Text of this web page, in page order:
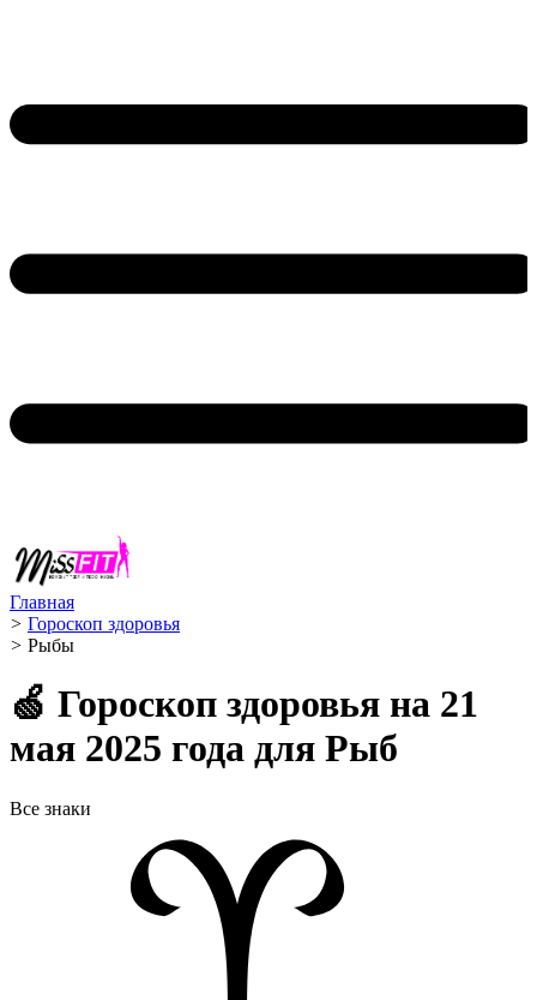
Главная
> Гороскоп здоровья
> Рыбы ️
🍏 Гороскоп здоровья на 21
мая 2025 года для Рыб
Все знаки